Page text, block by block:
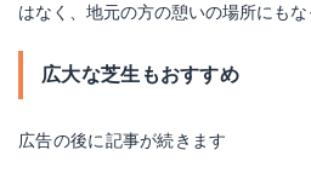
はなく、地元の方の憩いの場所にもな
広大な芝生もおすすめ
広告の後に記事が続きます